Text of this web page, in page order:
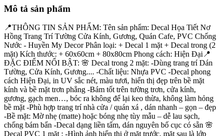
Mô tả sản phẩm
📍THÔNG TIN SẢN PHẨM: Tên sản phẩm: Decal Họa Tiết Nơ
Hồng Trang Trí Tường Cửa Kính, Gương, Quán Cafe, PVC Chống
Nước - Huyền My Decor Phân loại: + Decal 1 mặt + Decal trong (2
mặt) Kích thước: + 60x60cm + 80x80cm Phong cách: Hiện Đại ​ 📍
ĐẶC ĐIỂM NỔI BẬT: 🌸 Decal trong 2 mặt: -Dùng trang trí Dán
Tường, Cửa Kính, Gương.... -Chất liệu: Nhựa PVC -Decal phong
cách Hiện Đại, in UV sắc nét, màu tươi, hiển thị đẹp trên bề mặt
kính và bề mặt trơn phẳng -Bám tốt trên tường trơn, cửa kính,
gương, gạch men…, bóc ra không để lại keo thừa, không làm hỏng
bề mặt -Phù hợp trang trí nhà cửa / quán xá , dán nhanh – gọn – đẹp
-Bề mặt: Mờ nhẹ (matte) hoặc bóng nhẹ tùy mẫu – dễ lau sạch,
chống bám bẩn -Decal dạng liền tấm, dán nguyên bố cục có sẵn 🌸
Decal PVC 1 mặt : -Hình ảnh hiển thị ở mặt trước, mặt sau là lớp